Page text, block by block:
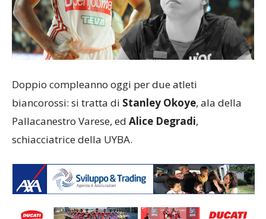
Doppio compleanno oggi per due atleti
biancorossi: si tratta di Stanley Okoye, ala della
Pallacanestro Varese, ed Alice Degradi,
schiacciatrice della UYBA.